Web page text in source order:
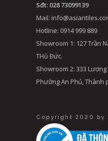
Sđt: 028 73099139
Mail:
Hotline: 0914 999 889
Showroom 1: 127 Trần
THủ Đức.
Showroom 2: 333
Phường An Phú, Thành
Copyright 2020 by